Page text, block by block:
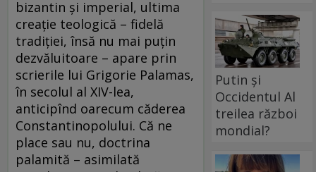
bizantin și imperial, ultima
creație teologică – fidelă
tradiției, însă nu mai puțin
dezvăluitoare – apare prin
scrierile lui Grigorie Palamas,
în secolul al XIV-lea,
anticipînd oarecum căderea
Constantinopolului. Că ne
place sau nu, doctrina
palamită – asimilată
Putin și
Occidentul Al
treilea război
mondial?